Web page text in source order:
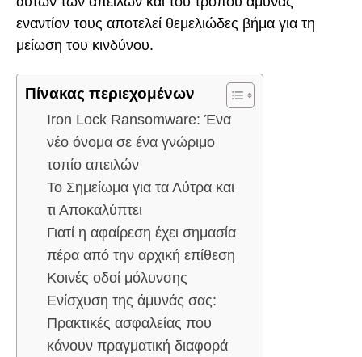
εναντίον τους αποτελεί θεμελιώδες βήμα για τη
μείωση του κινδύνου.
Πίνακας περιεχομένων
Iron Lock Ransomware: Ένα
νέο όνομα σε ένα γνώριμο
τοπίο απειλών
Το Σημείωμα για τα Λύτρα και
τι Αποκαλύπτει
Γιατί η αφαίρεση έχει σημασία
πέρα από την αρχική επίθεση
Κοινές οδοί μόλυνσης
Ενίσχυση της άμυνάς σας:
Πρακτικές ασφαλείας που
κάνουν πραγματική διαφορά